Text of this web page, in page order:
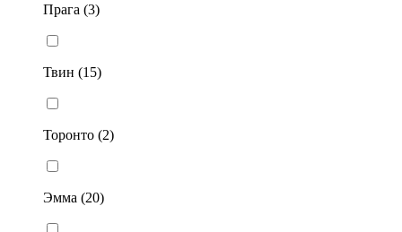
Прага (3)
Твин (15)
Торонто (2)
Эмма (20)